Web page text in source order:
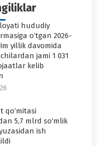
hududiy
o‘tgan 2026-
yillik davomida
jami 1 031
kelib
qo‘mitasi
5,7 mlrd so‘mlik
ish